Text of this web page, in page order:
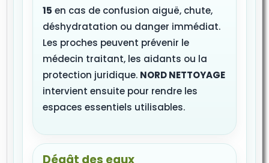
15 en cas de confusion aiguë, chute,
déshydratation ou danger immédiat.
Les proches peuvent prévenir le
médecin traitant, les aidants ou la
protection juridique. NORD NETTOYAGE
intervient ensuite pour rendre les
espaces essentiels utilisables.
Dégât des eaux